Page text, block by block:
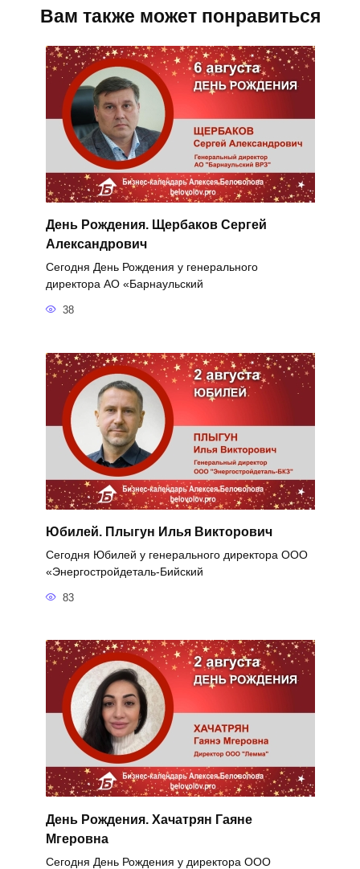
Вам также может понравиться
День Рождения. Щербаков Сергей
Александрович
Сегодня День Рождения у генерального
директора АО «Барнаульский
38
Юбилей. Плыгун Илья Викторович
Сегодня Юбилей у генерального директора ООО
«Энергостройдеталь-Бийский
83
День Рождения. Хачатрян Гаяне
Мгеровна
Сегодня День Рождения у директора ООО